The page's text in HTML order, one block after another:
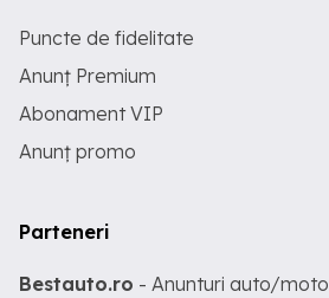
Puncte de fidelitate
Anunț Premium
Abonament VIP
Anunț promo
Parteneri
Bestauto.ro - Anunturi auto/moto